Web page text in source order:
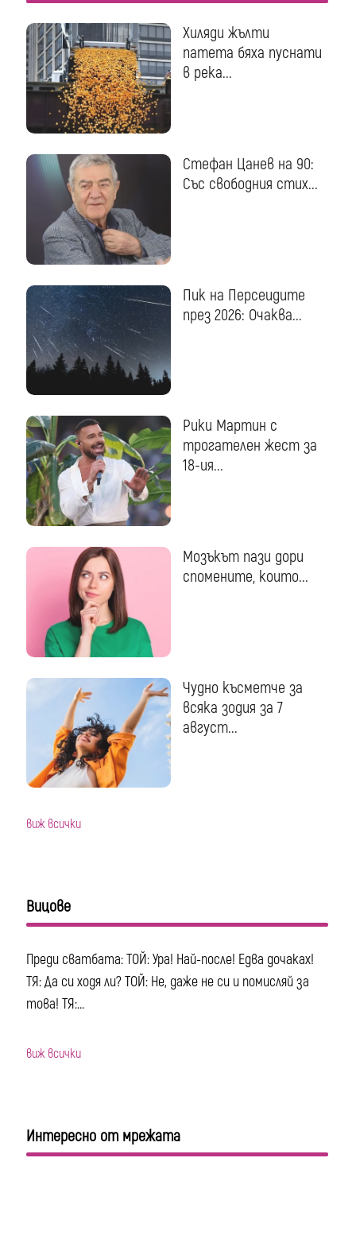
Хиляди жълти
патета бяха пуснати
в река...
Стефан Цанев на 90:
Със свободния стих...
Пик на Персеидите
през 2026: Очаква...
Рики Мартин с
трогателен жест за
18-ия...
Мозъкът пази дори
спомените, които...
Чудно късметче за
всяка зодия за 7
август...
виж всички
Вицове
Преди сватбата: ТОЙ: Ура! Най-после! Едва дочаках!
ТЯ: Да си ходя ли? ТОЙ: Не, даже не си и помисляй за
това! ТЯ:...
виж всички
Интересно от мрежата